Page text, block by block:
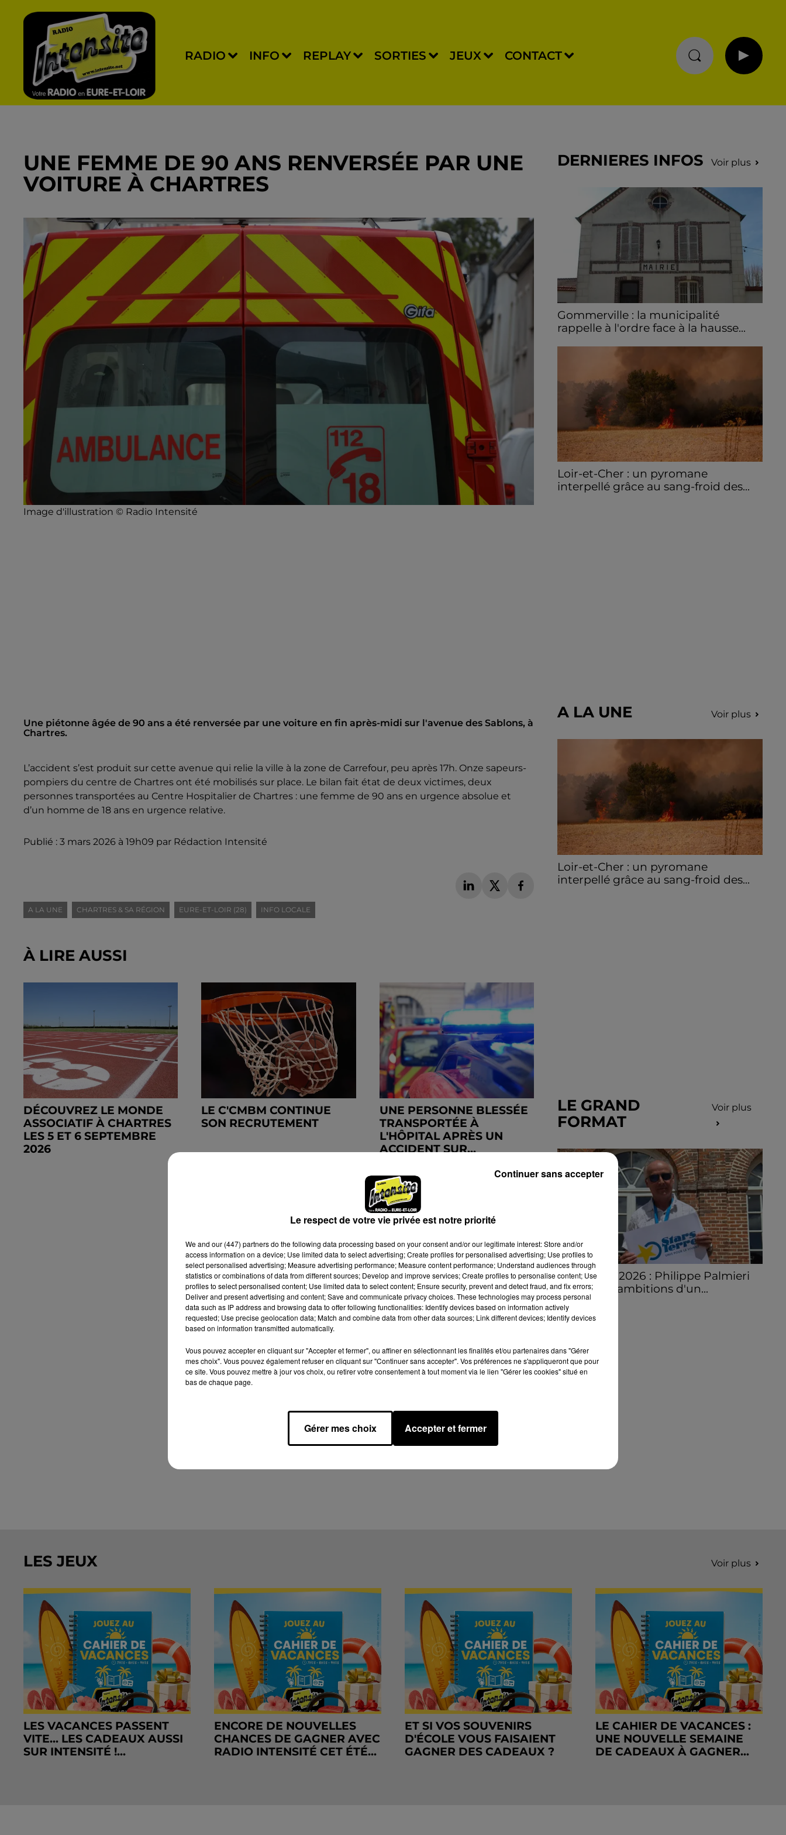
RADIO INFO REPLAY SORTIES JEUX CONTACT
UNE FEMME DE 90 ANS RENVERSÉE PAR UNE
VOITURE À CHARTRES
Image d'illustration © Radio Intensité
Une piétonne âgée de 90 ans a été renversée par une voiture en fin après-midi sur l'avenue des Sablons, à
Chartres.
L’accident s’est produit sur cette avenue qui relie la ville à la zone de Carrefour, peu après 17h. Onze sapeurs-
pompiers du centre de Chartres ont été mobilisés sur place. Le bilan fait état de deux victimes, deux
personnes transportées au Centre Hospitalier de Chartres : une femme de 90 ans en urgence absolue et
d’un homme de 18 ans en urgence relative.
Publié : 3 mars 2026 à 19h09 par Rédaction Intensité
A LA UNE CHARTRES & SA RÉGION EURE-ET-LOIR (28) INFO LOCALE
À LIRE AUSSI
DÉCOUVREZ LE MONDE
ASSOCIATIF À CHARTRES
LES 5 ET 6 SEPTEMBRE
2026
LE C'CMBM CONTINUE
SON RECRUTEMENT
UNE PERSONNE BLESSÉE
TRANSPORTÉE À
L'HÔPITAL APRÈS UN
ACCIDENT SUR...
DERNIERES INFOS Voir plus
Gommerville : la municipalité
rappelle à l'ordre face à la hausse...
gaspillé : face à la hausse des incivilités, la
mairie de Gommerville hausse...
Loir-et-Cher : un pyromane
interpellé grâce au sang-froid des...
A LA UNE Voir plus
Loir-et-Cher : un pyromane
interpellé grâce au sang-froid des...
LE GRAND
FORMAT
Voir plus
Stars'Terre 2026 : Philippe Palmieri
dévoile les ambitions d'un...
À quelques semaines de la première
édition de Stars'Terre, organisée du 18 au 20
LES JEUX Voir plus
LES VACANCES PASSENT
VITE... LES CADEAUX AUSSI
SUR INTENSITÉ !...
ENCORE DE NOUVELLES
CHANCES DE GAGNER AVEC
RADIO INTENSITÉ CET ÉTÉ...
ET SI VOS SOUVENIRS
D'ÉCOLE VOUS FAISAIENT
GAGNER DES CADEAUX ?
LE CAHIER DE VACANCES :
UNE NOUVELLE SEMAINE
DE CADEAUX À GAGNER...
Le respect de votre vie privée est notre priorité
We and our (447) partnersdo the following data processing based on your consent and/or our legitimate interest: Store and/or
access information on a device; Use limited data to select advertising; Create profiles for personalised advertising; Use profiles to
select personalised advertising; Measure advertising performance; Measure content performance; Understand audiences through
statistics or combinations of data from different sources; Develop and improve services; Create profiles to personalise content; Use
profiles to select personalised content; Use limited data to select content; Ensure security, prevent and detect fraud, and fix errors;
Deliver and present advertising and content; Save and communicate privacy choices. These technologies may process personal
data such as IP address and browsing data to offer following functionalities: Identify devices based on information actively
requested; Use precise geolocation data; Match and combine data from other data sources; Link different devices; Identify devices
based on information transmitted automatically.
Vous pouvez accepter en cliquant sur "Accepter et fermer", ou affiner en sélectionnant les finalités et/ou partenaires dans "Gérer
mes choix". Vous pouvez également refuser en cliquant sur "Continuer sans accepter". Vos préférences ne s'appliqueront que pour
ce site. Vous pouvez mettre à jour vos choix, ou retirer votre consentement à tout moment via le lien "Gérer les cookies" situé en
bas de chaque page.
Gérer mes choix Accepter et fermer
Continuer sans accepter